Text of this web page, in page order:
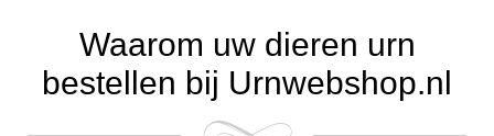
Waarom uw dieren urn
bestellen bij Urnwebshop.nl